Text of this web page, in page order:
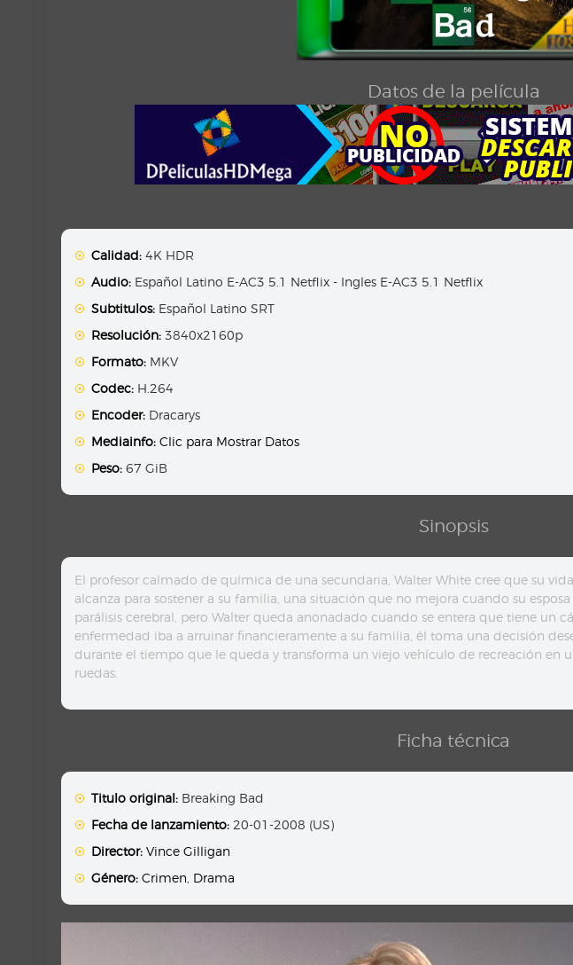
Datos de la película
Calidad: 4K HDR
Audio: Español Latino E-AC3 5.1 Netflix - Ingles E-AC3 5.1 Netflix
Subtitulos: Español Latino SRT
Resolución: 3840x2160p
Formato: MKV
Codec: H.264
Encoder: Dracarys
Mediainfo: Clic para Mostrar Datos
Peso: 67 GiB
Sinopsis
El profesor calmado de química de una secundaria, Walter White cree que su
alcanza para sostener a su familia, una situación que no mejora cuando su
parálisis cerebral, pero Walter queda anonadado cuando se entera que tiene un
enfermedad iba a arruinar financieramente a su familia, él toma una decisión
durante el tiempo que le queda y transforma un viejo vehículo de recreación en
ruedas.
Ficha técnica
Titulo original: Breaking Bad
Fecha de lanzamiento: 20-01-2008 (US)
Director: Vince Gilligan
Género: Crimen Drama